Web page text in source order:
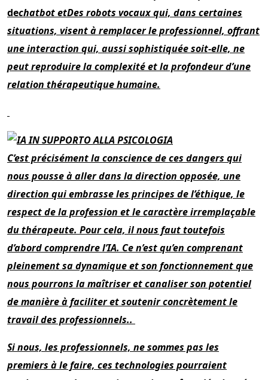
dechatbot etDes robots vocaux qui, dans certaines
situations, visent à remplacer le professionnel, offrant
une interaction qui, aussi sophistiquée soit-elle, ne
peut reproduire la complexité et la profondeur d’une
relation thérapeutique humaine.
C’est précisément la conscience de ces dangers qui
nous pousse à aller dans la direction opposée, une
direction qui embrasse les principes de l’éthique, le
respect de la profession et le caractère irremplaçable
du thérapeute. Pour cela, il nous faut toutefois
d’abord comprendre l’IA. Ce n’est qu’en comprenant
pleinement sa dynamique et son fonctionnement que
nous pourrons la maîtriser et canaliser son potentiel
de manière à faciliter et soutenir concrètement le
travail des professionnels..
Si nous, les professionnels, ne sommes pas les
premiers à le faire, ces technologies pourraient